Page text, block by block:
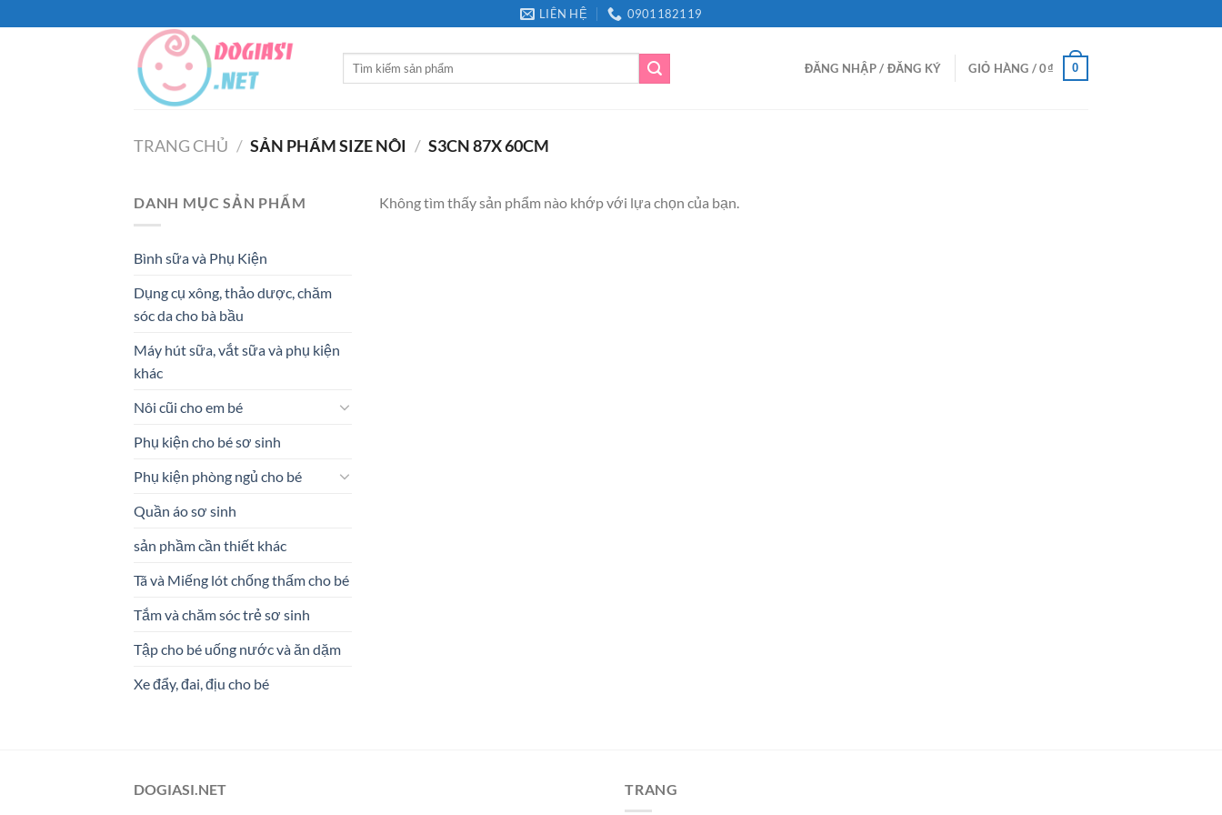
qua
LIÊN HỆ 0901182119
Tìm
ĐĂNG NHẬP / ĐĂNG KÝ GIỎ HÀNG /0₫ 0
TRANG CHỦ / SẢN PHẨM SIZE NÔI / S3CN 87X 60CM
DANH MỤC SẢN PHẨM
Bình sữa và Phụ Kiện
Dụng cụ xông, thảo dược, chăm
sóc da cho bà bầu
Máy hút sữa, vắt sữa và phụ kiện
khác
Nôi cũi cho em bé
Phụ kiện cho bé sơ sinh
Phụ kiện phòng ngủ cho bé
Quần áo sơ sinh
sản phầm cần thiết khác
Tã và Miếng lót chống thấm cho bé
Tắm và chăm sóc trẻ sơ sinh
Tập cho bé uống nước và ăn dặm
Xe đẩy, đai, địu cho bé
Không tìm thấy sản phẩm nào khớp với lựa chọn của bạn.
DOGIASI.NET TRANG